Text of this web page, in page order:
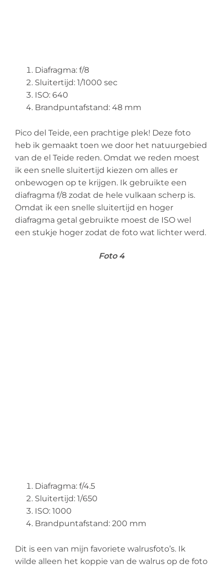
Diafragma: f/8
Sluitertijd: 1/1000 sec
ISO: 640
Brandpuntafstand: 48 mm
Pico del Teide, een prachtige plek! Deze foto
heb ik gemaakt toen we door het natuurgebied
van de el Teide reden. Omdat we reden moest
ik een snelle sluitertijd kiezen om alles er
onbewogen op te krijgen. Ik gebruikte een
diafragma f/8 zodat de hele vulkaan scherp is.
Omdat ik een snelle sluitertijd en hoger
diafragma getal gebruikte moest de ISO wel
een stukje hoger zodat de foto wat lichter werd.
Foto 4
Diafragma: f/4.5
Sluitertijd: 1/650
ISO: 1000
Brandpuntafstand: 200 mm
Dit is een van mijn favoriete walrusfoto’s. Ik
wilde alleen het koppie van de walrus op de foto